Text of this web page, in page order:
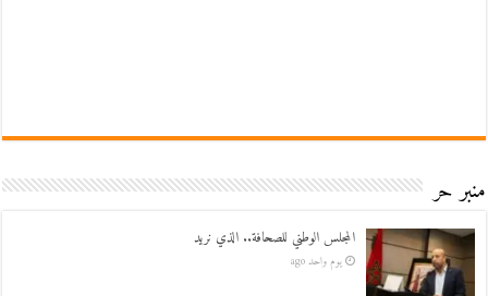
منبر حر
المجلس الوطني للصحافة.. الذي نريد
يوم واحد ago